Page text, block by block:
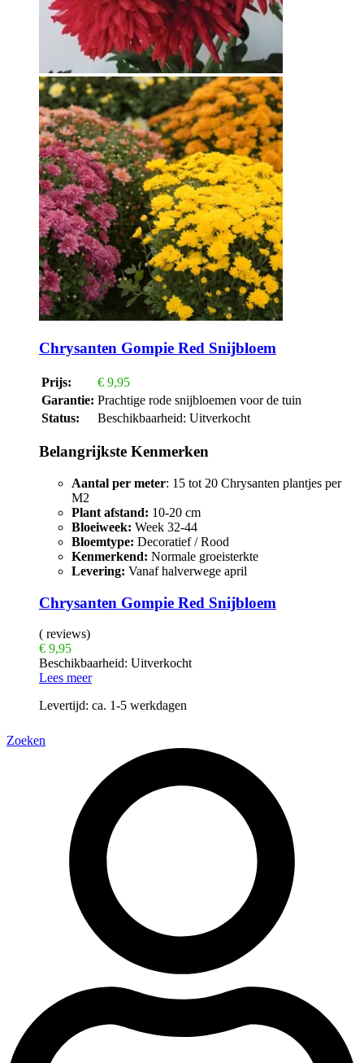
Chrysanten Gompie Red Snijbloem
Prijs: € 9,95
Garantie: Prachtige rode snijbloemen voor de tuin
Status:
Beschikbaarheid: Uitverkocht
Belangrijkste Kenmerken
Aantal per meter: 15 tot 20 Chrysanten plantjes per
M2
Plant afstand: 10-20 cm
Bloeiweek: Week 32-44
Bloemtype: Decoratief / Rood
Kenmerkend: Normale groeisterkte
Levering: Vanaf halverwege april
Chrysanten Gompie Red Snijbloem
( reviews)
€ 9,95
Beschikbaarheid: Uitverkocht
Lees meer
Levertijd: ca. 1-5 werkdagen
Zoeken